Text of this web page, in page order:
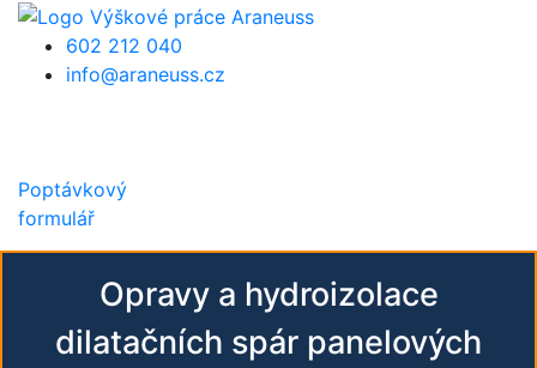
Přejít k hlavnímu obsahu
602 212 040
info@araneuss.cz
Poptávkový
formulář
Opravy a hydroizolace
dilatačních spár panelových